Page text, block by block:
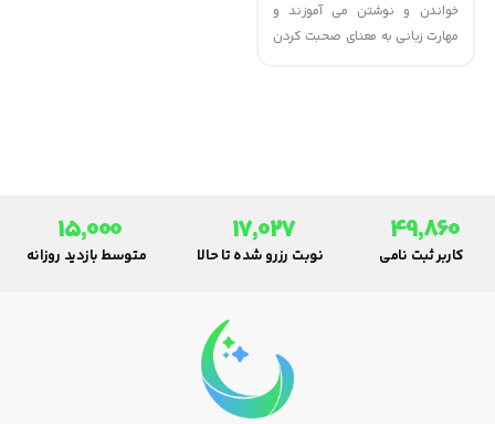
خواندن و نوشتن می­ آموزند و
مهارت زبانی به معنای صحبت کردن
49,860
کاربر ثبت نامی
17,027
نوبت رزرو شده تا حالا
15,000
متوسط بازدید روزانه